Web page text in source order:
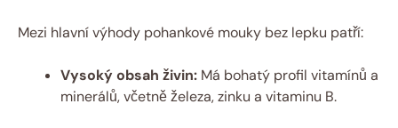
Mezi hlavní výhody pohankové mouky bez lepku‍ patří:
Vysoký obsah živin: Má bohatý profil vitamínů a
minerálů, včetně železa, zinku a vitaminu​ B.